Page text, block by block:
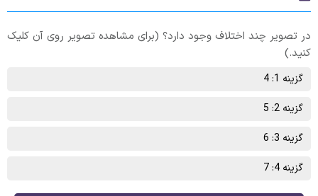
در تصویر چند اختلاف وجود دارد؟ (برای مشاهده تصویر روی آن کلیک
کنید.)
گزینه 1: 4
گزینه 2: 5
گزینه 3: 6
گزینه 4: 7